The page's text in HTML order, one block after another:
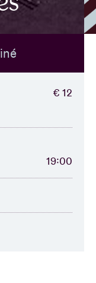
€ 12
19:00